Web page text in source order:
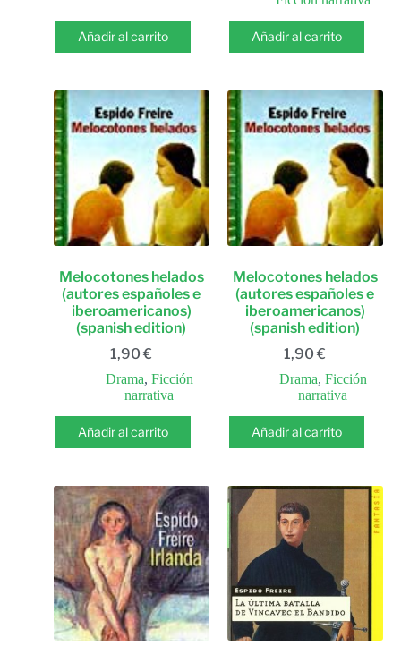
Añadir al carrito Añadir al carrito
Melocotones helados
(autores españoles e
iberoamericanos)
(spanish edition)
1,90€
Drama, Ficción
narrativa
Añadir al carrito
Melocotones helados
(autores españoles e
iberoamericanos)
(spanish edition)
1,90€
Drama, Ficción
narrativa
Añadir al carrito